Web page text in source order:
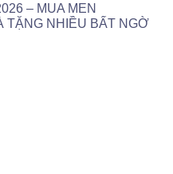
– MUA MEN
TẶNG NHIỀU BẤT NGỜ